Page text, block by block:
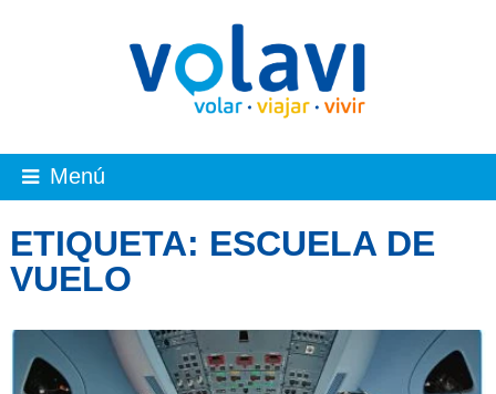
Menú
ETIQUETA: ESCUELA DE
VUELO